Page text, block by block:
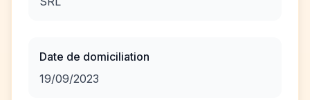
Date de domiciliation
19/09/2023